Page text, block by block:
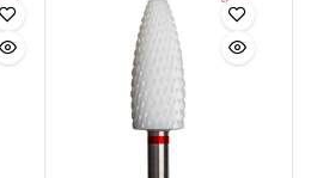
rimozione residui.